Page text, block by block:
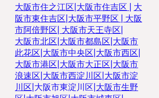
大阪市住之江区 大阪市住吉区 |
大
阪市東住吉区 大阪市平野区
大阪
市阿倍野区 大阪市天王寺区
大阪市北区 大阪市都島区 大阪市
此花区 大阪市中央区 大阪市西区
大阪市港区 大阪市大正区 大阪市
浪速区 大阪市西淀川区 大阪市淀
川区 大阪市東淀川区 大阪市生野